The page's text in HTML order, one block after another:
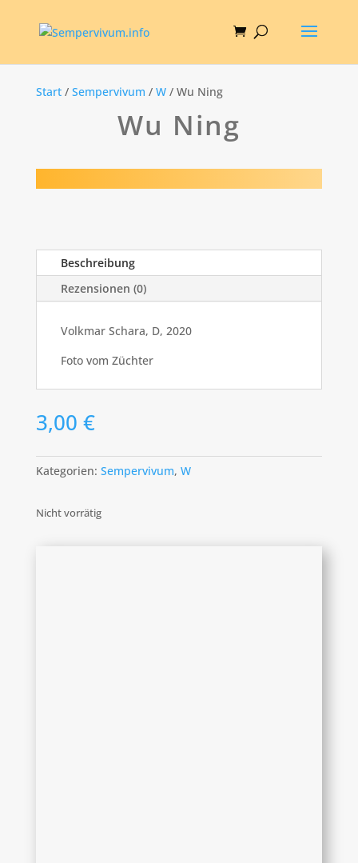
Start/ Sempervivum / W/ Wu Ning
Wu Ning
Beschreibung
Rezensionen (0)
Volkmar Schara, D, 2020
Foto vom Züchter
3,00 €
Kategorien: Sempervivum, W
Nicht vorrätig